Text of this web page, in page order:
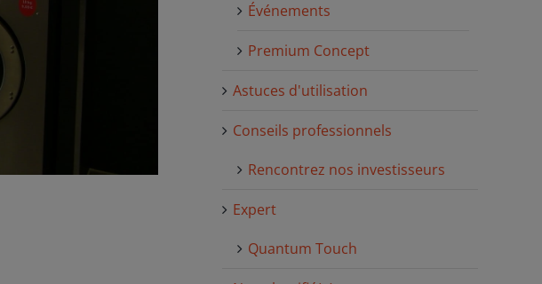
Événements
Premium Concept
Astuces d'utilisation
Conseils professionnels
Rencontrez nos investisseurs
Expert
Quantum Touch